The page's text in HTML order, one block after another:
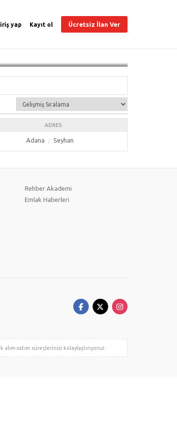
yap Kayıt ol Ücretsiz İlan Ver
ADRES
Adana Seyhan
Rehber Akademi
Emlak Haberleri
satım süreçlerinizi kolaylaştırıyoruz.